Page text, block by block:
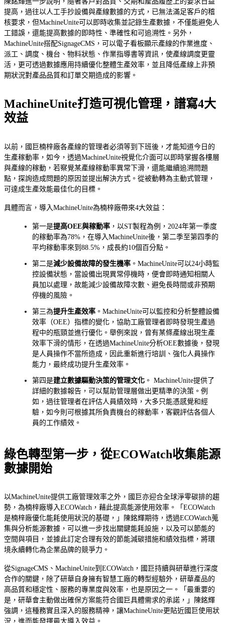
提高，過往以人工手抄設備與產線數據的方式，已無法滿足客戶的稽
核要求，但MachineUnite可以即時收集並記錄生產數據，不僅能避免人
工錯誤，還能提高數據的即時性、準確性和可追溯性。另外，
MachineUnite搭配SignageCMS，可以電子看板顯示產線的作業進度、
派工、調度、機台、物料狀態、作業指導書等資訊，使產線調度更靈
活，更可透過數據應用持續優化整體生產效率，並且降低產線上非預
期狀況對產品品質和訂單交期造成的影響。
MachineUnite打造可視化管理，譜寫4大
效益
以前，國巨楠梓廠各產線的管理者必須等到下班後，才能知道今日的
生產稼動率，如今，透過MachineUnite視覺化介面可以即時掌握各樓層
與產線的稼動，若察覺某產線稼動率異常下滑，還能繼續追溯問題
點，探詢造成問題的原因並提出解決方式。從被動轉為主動式管理，
可達成生產效能最佳化的目標。
具體而言，導入MachineUnite為楠梓廠帶來4大效益：
第一是提高OEE與稼動率 ，以ST製程為例，2024年第一季度
的稼動率為78%，在導入MachineUnite後，第二季至第四季的
平均稼動率來到88.5%，成長約10個百分點。
第二是減少設備故障的發生機率 。MachineUnite可以24小時監
控設備狀態，當設備出現異常停機時，便會即時通知相關人
員加以處理，故能減少設備故障次數、避免長時間或非預期
停機的風險。
第三為提升生產效率 。MachineUnite可以監控和分析整體設備
效率（OEE）指標的變化，協助工廠管理者即時發現生產過
程中的瓶頸並進行優化。舉例來說，曾有某條產線出現生產
效率下滑的情形，在透過MachineUnite分析OEE數據後，發現
是人員操作不當所造成，因此重新進行培訓、強化人員操作
能力，最終成功提升生產效率。
第四是建立數據驅動決策的管理文化 。 MachineUnite提供了
詳細的數據報告，可以幫助管理層做出更精準的決策。例
如，過往管理者在評估人員績效時，大多只能憑感覺和經
驗，如今則可根據其所負責機台的稼動率，客觀評估各個人
員的工作績效。
綠色轉型第一步，從ECOWatch收集能源
數據開始
以MachineUnite提供工廠管理效率之外，國巨亦迎合全球淨零碳排的趨
勢，為楠梓廠導入ECOWatch，藉此提高能源使用效率。「ECOWatch
是楠梓廠優化能耗使用狀況的基礎，」陳銘輝期待，透過ECOWatch蒐
集與分析能源數據，可以進一步找出關鍵能耗設施，以及可以節能的
空間與項目，並據此訂定合理有效的節能減碳措施和績效指標，將環
境永續轉化為企業品牌的競爭力。
從SignageCMS、MachineUnite到ECOWatch，國巨持續與研華進行深度
合作的關鍵，除了研華自身擁有智慧工廠的轉型經驗外，研華產品的
高品質和穩定性、服務的專業度與效率，也是原因之一。「最重要的
是，研華會主動做出確保方案能符合國巨具體需求的承諾，」陳銘輝
強調，這種務實且深入的服務精神，讓MachineUnite更貼近國巨使用狀
況，進而能發揮最大導入效益。